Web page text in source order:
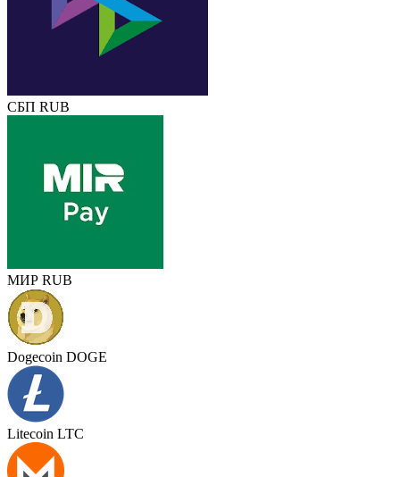
СБП RUB
МИР RUB
Dogecoin DOGE
Litecoin LTC